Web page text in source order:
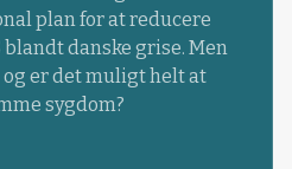
plan for at reducere
blandt danske grise. Men
er det muligt helt at
sygdom?